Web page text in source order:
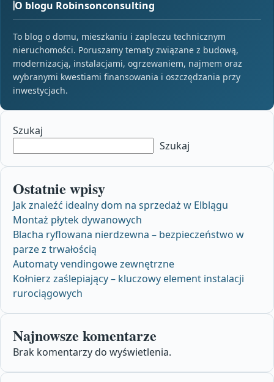
O blogu Robinsonconsulting
To blog o domu, mieszkaniu i zapleczu technicznym
nieruchomości. Poruszamy tematy związane z budową,
modernizacją, instalacjami, ogrzewaniem, najmem oraz
wybranymi kwestiami finansowania i oszczędzania przy
inwestycjach.
Szukaj
Szukaj
Ostatnie wpisy
Jak znaleźć idealny dom na sprzedaż w Elblągu
Montaż płytek dywanowych
Blacha ryflowana nierdzewna – bezpieczeństwo w
parze z trwałością
Automaty vendingowe zewnętrzne
Kołnierz zaślepiający – kluczowy element instalacji
rurociągowych
Najnowsze komentarze
Brak komentarzy do wyświetlenia.